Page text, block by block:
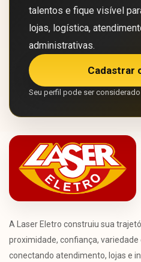
talentos e fique visível
lojas, logística,
administrativas.
Cadastrar
Seu perfil pode ser
A Laser Eletro construiu sua
proximidade, confiança,
conectando atendimento, lojas e